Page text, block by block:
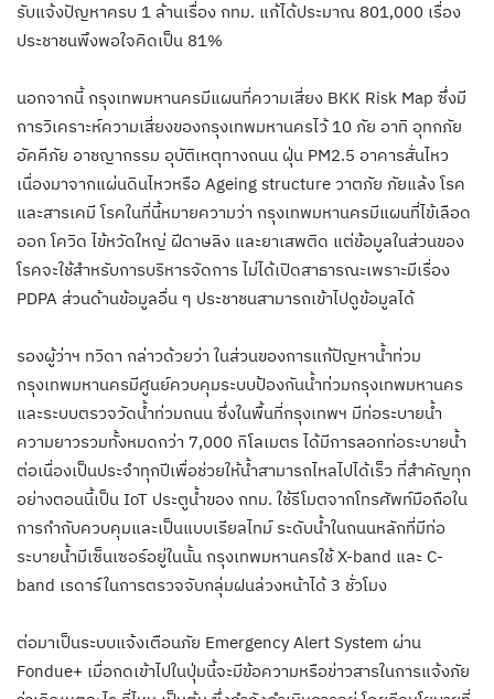
รับแจ้งปัญหาครบ 1 ล้านเรื่อง กทม. แก้ได้ประมาณ 801,000 เรื่อง
ประชาชนพึงพอใจคิดเป็น 81%
นอกจากนี้ กรุงเทพมหานครมีแผนที่ความเสี่ยง BKK Risk Map ซึ่งมี
การวิเคราะห์ความเสี่ยงของกรุงเทพมหานครไว้ 10 ภัย อาทิ อุทกภัย
อัคคีภัย อาชญากรรม อุบัติเหตุทางถนน ฝุ่น PM2.5 อาคารสั่นไหว
เนื่องมาจากแผ่นดินไหวหรือ Ageing structure วาตภัย ภัยแล้ง โรค
และสารเคมี โรคในที่นี้หมายความว่า กรุงเทพมหานครมีแผนที่ไข้เลือด
ออก โควิด ไข้หวัดใหญ่ ฝีดาษลิง และยาเสพติด แต่ข้อมูลในส่วนของ
โรคจะใช้สำหรับการบริหารจัดการ ไม่ได้เปิดสาธารณะเพราะมีเรื่อง
PDPA ส่วนด้านข้อมูลอื่น ๆ ประชาชนสามารถเข้าไปดูข้อมูลได้
รองผู้ว่าฯ ทวิดา กล่าวด้วยว่า ในส่วนของการแก้ปัญหาน้ำท่วม
กรุงเทพมหานครมีศูนย์ควบคุมระบบป้องกันน้ำท่วมกรุงเทพมหานคร
และระบบตรวจวัดน้ำท่วมถนน ซึ่งในพื้นที่กรุงเทพฯ มีท่อระบายน้ำ
ความยาวรวมทั้งหมดกว่า 7,000 กิโลเมตร ได้มีการลอกท่อระบายน้ำ
ต่อเนื่องเป็นประจำทุกปีเพื่อช่วยให้น้ำสามารถไหลไปได้เร็ว ที่สำคัญทุก
อย่างตอนนี้เป็น IoT ประตูน้ำของ กทม. ใช้รีโมตจากโทรศัพท์มือถือใน
การกำกับควบคุมและเป็นแบบเรียลไทม์ ระดับน้ำในถนนหลักที่มีท่อ
ระบายน้ำมีเซ็นเซอร์อยู่ในนั้น กรุงเทพมหานครใช้ X-band และ C-
band เรดาร์ในการตรวจจับกลุ่มฝนล่วงหน้าได้ 3 ชั่วโมง
ต่อมาเป็นระบบแจ้งเตือนภัย Emergency Alert System ผ่าน
Fondue+ เมื่อกดเข้าไปในปุ่มนี้จะมีข้อความหรือข่าวสารในการแจ้งภัย